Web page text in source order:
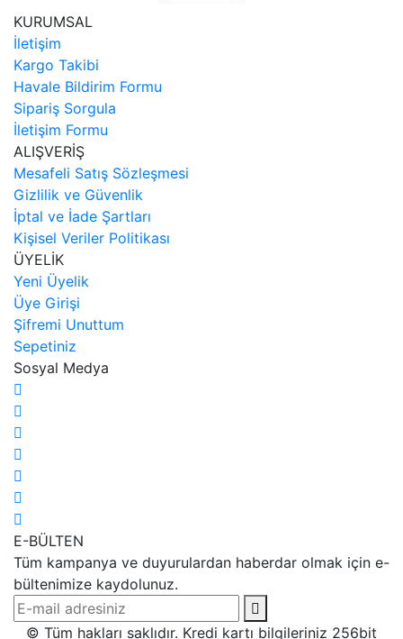
KURUMSAL
İletişim
Kargo Takibi
Havale Bildirim Formu
Sipariş Sorgula
İletişim Formu
ALIŞVERİŞ
Mesafeli Satış Sözleşmesi
Gizlilik ve Güvenlik
İptal ve İade Şartları
Kişisel Veriler Politikası
ÜYELİK
Yeni Üyelik
Üye Girişi
Şifremi Unuttum
Sepetiniz
Sosyal Medya
E-BÜLTEN
Tüm kampanya ve duyurulardan haberdar olmak için e-
bültenimize kaydolunuz.
© Tüm hakları saklıdır. Kredi kartı bilgileriniz 256bit